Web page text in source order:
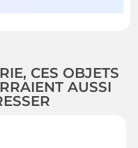
CES OBJETS
AUSSI